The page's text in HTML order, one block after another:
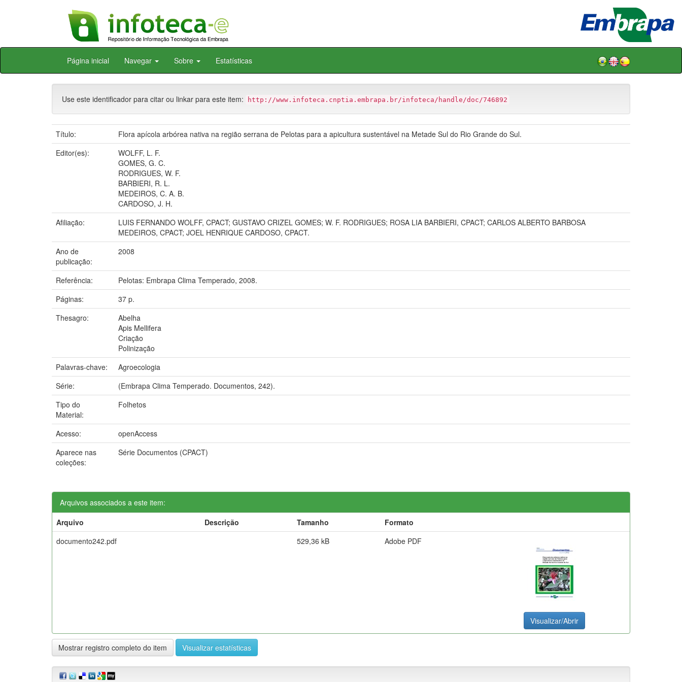
Skip
Página inicial Navegar Sobre Estatísticas
Use este identificador para citar ou linkar para este item: http://www.infoteca.cnptia.embrapa.br/infoteca/handle/doc/746892
Título:
Flora apícola arbórea nativa na região serrana de Pelotas para a apicultura sustentável na Metade Sul do Rio Grande do Sul.
Editor(es):
WOLFF, L. F.
GOMES, G. C.
RODRIGUES, W. F.
BARBIERI, R. L.
MEDEIROS, C. A. B.
CARDOSO, J. H.
Afiliação:
LUIS FERNANDO WOLFF, CPACT; GUSTAVO CRIZEL GOMES; W. F. RODRIGUES; ROSA LIA BARBIERI, CPACT; CARLOS ALBERTO BARBOSA
MEDEIROS, CPACT; JOEL HENRIQUE CARDOSO, CPACT.
Ano de
publicação:
2008
Referência:
Pelotas: Embrapa Clima Temperado, 2008.
Páginas:
37 p.
Thesagro:
Abelha
Apis Mellifera
Criação
Polinização
Palavras-chave:
Agroecologia
Série:
(Embrapa Clima Temperado. Documentos, 242).
Tipo do
Material:
Folhetos
Acesso:
openAccess
Aparece nas
coleções:
Série Documentos (CPACT)
Arquivos associados a este item:
Arquivo
Descrição Tamanho
Formato
documento242.pdf
529,36 kB Adobe PDF
Visualizar/Abrir
Mostrar registro completo do item Visualizar estatísticas